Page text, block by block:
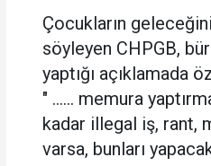
Çocukların
söyleyen CHPGB,
yaptığı açıklamada
" ...... memura
kadar illegal iş, rant,
varsa, bunları